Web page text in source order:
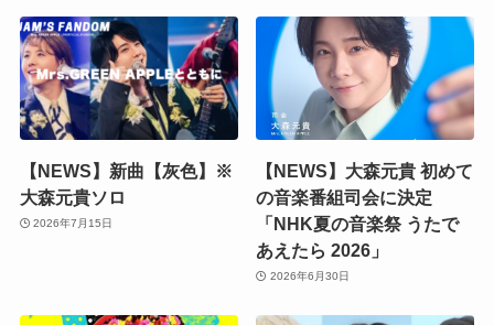
【NEWS】新曲【灰色】※
大森元貴ソロ
2026年7月15日
【NEWS】大森元貴 初めて
の音楽番組司会に決定
「NHK夏の音楽祭 うたで
あえたら 2026」
2026年6月30日